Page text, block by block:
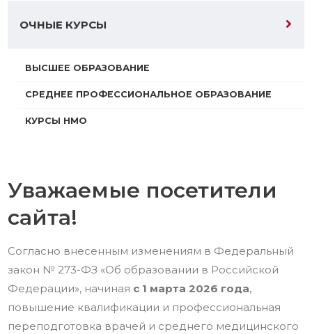
ОЧНЫЕ КУРСЫ
ВЫСШЕЕ ОБРАЗОВАНИЕ
СРЕДНЕЕ ПРОФЕССИОНАЛЬНОЕ ОБРАЗОВАНИЕ
КУРСЫ НМО
Уважаемые посетители
сайта!
Согласно внесенным изменениям в Федеральный
закон № 273-ФЗ «Об образовании в Российской
Федерации», начиная с 1 марта 2026 года,
повышение квалификации и профессиональная
переподготовка врачей и среднего медицинского